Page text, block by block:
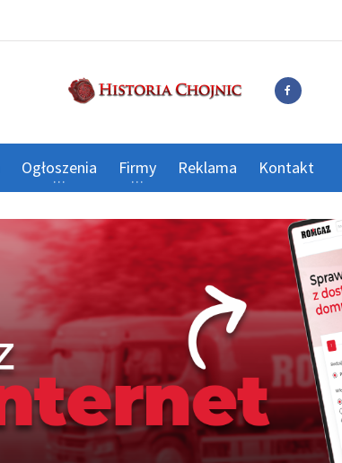
Ogłoszenia Firmy Reklama Kontakt